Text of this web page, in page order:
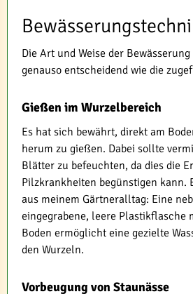
Die Art und Weise der
genauso entscheidend wie die
Gießen im Wurzelbereich
Es hat sich bewährt, direkt am
herum zu gießen. Dabei sollte
Blätter zu befeuchten, da dies die
Pilzkrankheiten begünstigen kann.
aus meinem Gärtneralltag: Eine
eingegrabene, leere Plastikflasche
Boden ermöglicht eine gezielte
den Wurzeln.
Vorbeugung von Staunässe